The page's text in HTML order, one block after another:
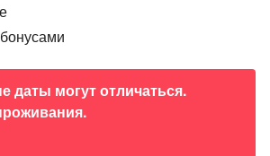
даты могут отличаться.